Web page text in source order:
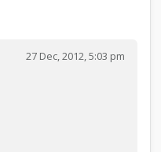
27 Dec, 2012, 5:03 pm